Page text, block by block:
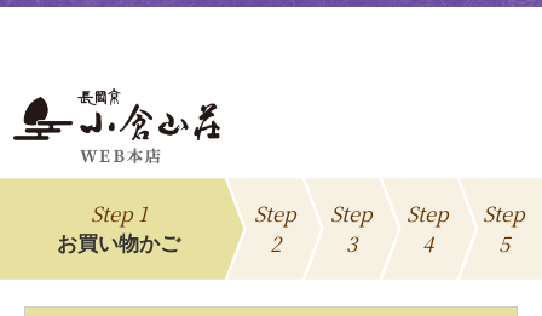
Step 1
お買い物かご
Step
2
Step
3
Step
4
Step
5